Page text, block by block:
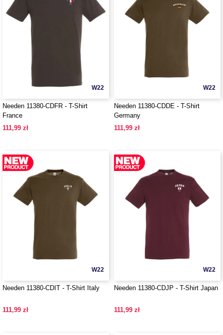
W22
Needen 11380-CDFR - T-Shirt
France
111,99 zł
W22
Needen 11380-CDDE - T-Shirt
Germany
111,99 zł
W22
Needen 11380-CDIT - T-Shirt Italy
111,99 zł
W22
Needen 11380-CDJP - T-Shirt Japan
111,99 zł